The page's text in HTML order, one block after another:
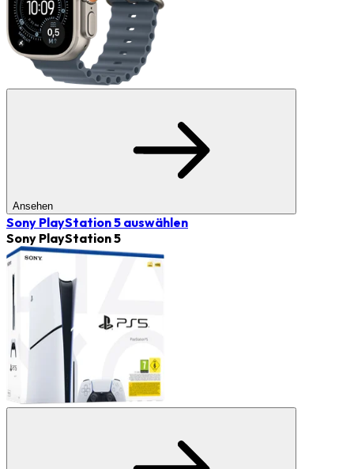
Ansehen
Sony PlayStation 5 auswählen
Sony PlayStation 5